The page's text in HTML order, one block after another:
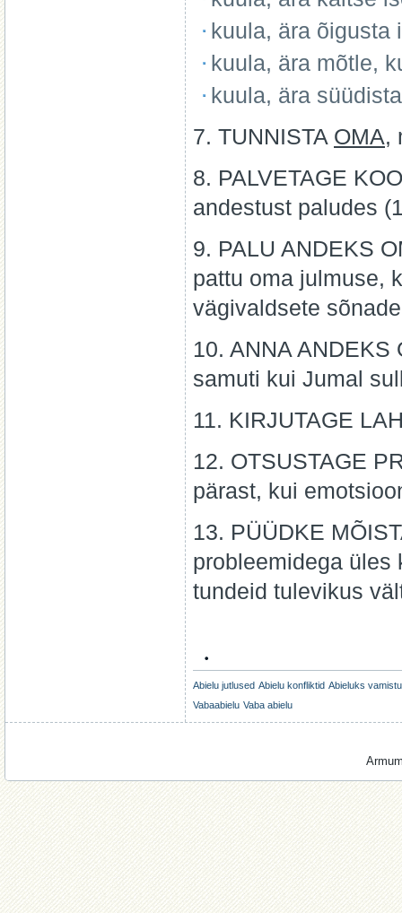
kuula, ära õigusta
kuula, ära mõtle,
kuula, ära
7. TUNNISTA OMA,
8. PALVETAGE
andestust paludes
9. PALU ANDEKS
pattu oma julmuse,
vägivaldsete
10. ANNA
samuti kui Jumal
11. KIRJUTAGE
12. OTSUSTAGE
pärast, kui
13. PÜÜDKE
probleemidega üles
tundeid tulevikus
.
Abielu jutlused Abielu konfliktid Abieluks
Vabaabielu Vaba abielu